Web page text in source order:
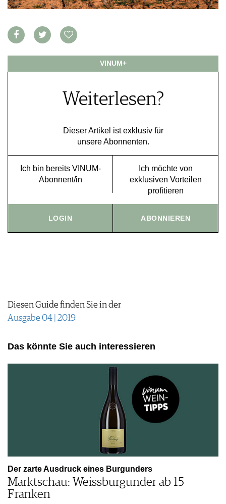
MEDIATHEK
BILDSTRECKEN
NEWS
TRINKREIFETABELLE
ABO
WEINSUCHE
JOBS
FAQ
VINUM+
Weiterlesen?
Dieser Artikel ist exklusiv für
unsere Abonnenten.
Ich bin bereits VINUM-
Abonnent/in
Ich möchte von
exklusiven Vorteilen
profitieren
LOGIN ABONNIEREN
Diesen Guide finden Sie in der
Ausgabe 04 | 2019
Das könnte Sie auch interessieren
Der zarte Ausdruck eines Burgunders
Marktschau: Weissburgunder ab 15
Franken